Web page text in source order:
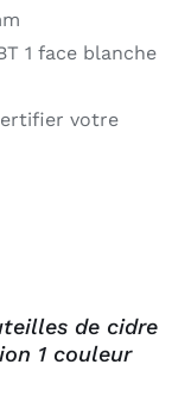
1 face blanche
votre
de cidre
1 couleur